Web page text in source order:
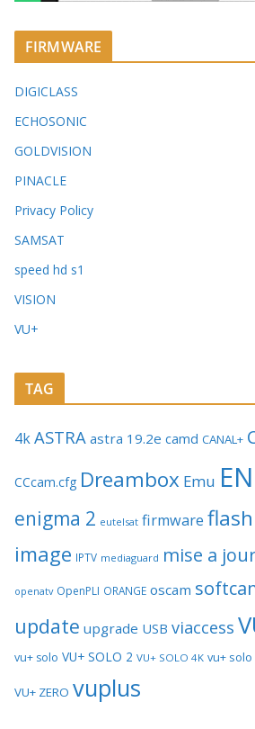
FIRMWARE
DIGICLASS
ECHOSONIC
GOLDVISION
PINACLE
Privacy Policy
SAMSAT
speed hd s1
VISION
VU+
TAG
4kASTRA astra 19.2e camd CANAL+
CCcam.cfg Dreambox Emu
enigma 2 eutelsat firmware flash
image IPTV mediaguard mise a
openatv OpenPLI ORANGE oscam
update upgrade USB viaccess
vu+ solo VU+ SOLO 2 VU+ SOLO 4K vu+ solo
VU+ ZERO vuplus